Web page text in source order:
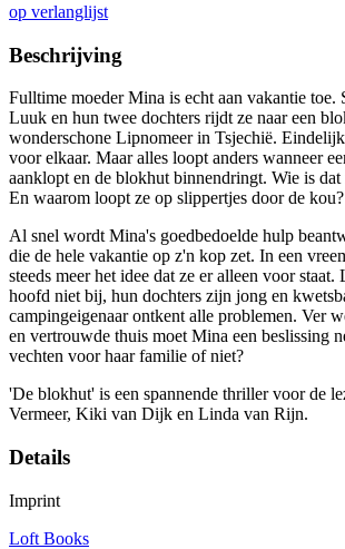
op verlanglijst
Beschrijving
Fulltime moeder Mina is echt aan vakantie toe.
Luuk en hun twee dochters rijdt ze naar een
wonderschone Lipnomeer in Tsjechië.
voor elkaar. Maar alles loopt anders wanneer
aanklopt en de blokhut binnendringt. Wie is dat
En waarom loopt ze op slippertjes door de kou?
Al snel wordt Mina's goedbedoelde hulp
die de hele vakantie op z'n kop zet. In een
steeds meer het idee dat ze er alleen voor
hoofd niet bij, hun dochters zijn jong en
campingeigenaar ontkent alle problemen. Ver
en vertrouwde thuis moet Mina een beslissing
vechten voor haar familie of niet?
'De blokhut' is een spannende thriller voor de
Vermeer, Kiki van Dijk en Linda van Rijn.
Details
Imprint
Loft Books